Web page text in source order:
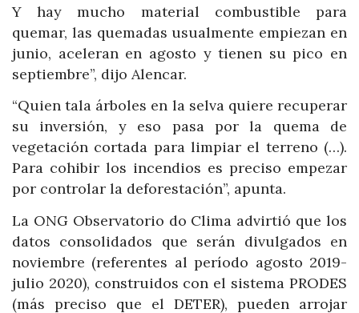
Y hay mucho material combustible para
quemar, las quemadas usualmente empiezan en
junio, aceleran en agosto y tienen su pico en
septiembre”, dijo Alencar.
“Quien tala árboles en la selva quiere recuperar
su inversión, y eso pasa por la quema de
vegetación cortada para limpiar el terreno (…).
Para cohibir los incendios es preciso empezar
por controlar la deforestación”, apunta.
La ONG Observatorio do Clima advirtió que los
datos consolidados que serán divulgados en
noviembre (referentes al período agosto 2019-
julio 2020), construidos con el sistema PRODES
(más preciso que el DETER), pueden arrojar